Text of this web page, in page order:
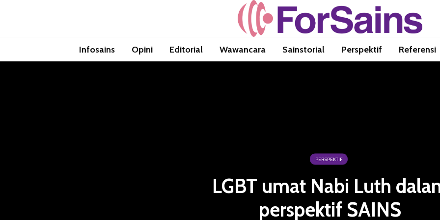
Infosains Opini Editorial Wawancara Sainstorial Perspektif Referensi
PERSPEKTIF
LGBT umat Nabi Luth
perspektif SAINS